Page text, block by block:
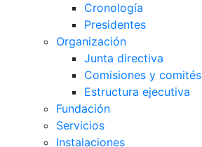
Cronología
Presidentes
Organización
Junta directiva
Comisiones y comités
Estructura ejecutiva
Fundación
Servicios
Instalaciones